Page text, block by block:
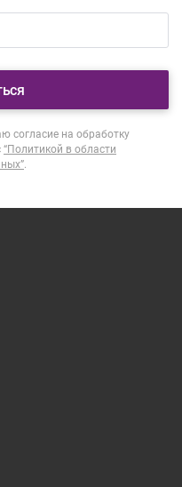
согласие на обработку
“Политикой в области
.